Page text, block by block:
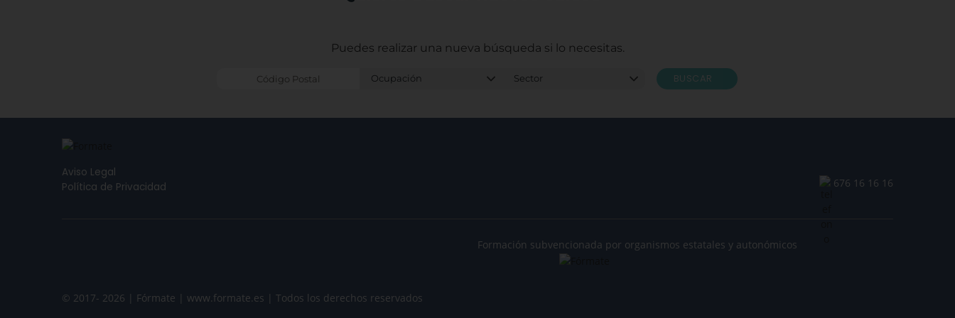
Puedes realizar una nueva búsqueda si lo necesitas.
BUSCAR
Aviso Legal
Política de Privacidad
676 16 16 16
© 2017- 2026 | Fórmate | www.formate.es | Todos los derechos reservados
Formación subvencionada por organismos estatales y autonómicos